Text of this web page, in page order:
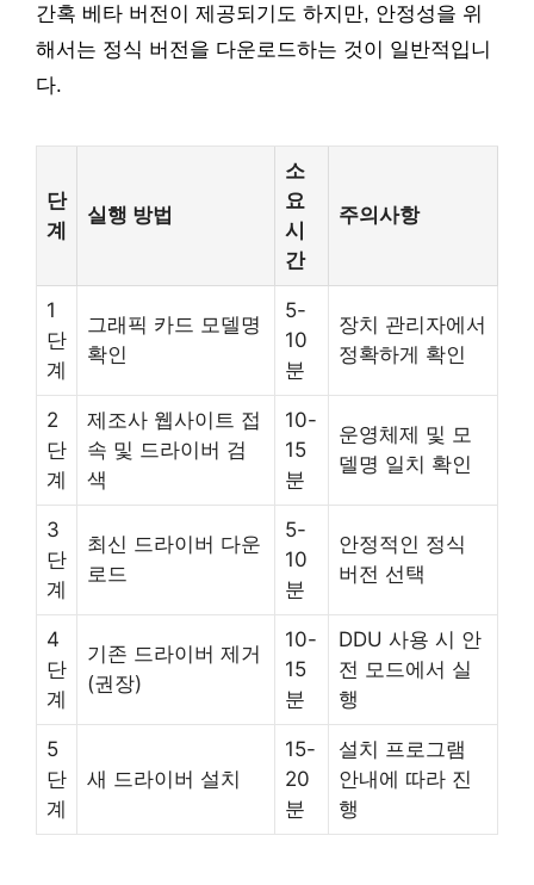
간혹 베타 버전이 제공되기도 하지만, 안정성을 위
해서는 정식 버전을 다운로드하는 것이 일반적입니
다.
단
계
실행 방법
소
요
시
간
주의사항
1
단
계
그래픽 카드 모델명
확인
5-
10
분
장치 관리자에서
정확하게 확인
2
단
계
제조사 웹사이트 접
속 및 드라이버 검
색
10-
15
분
운영체제 및 모
델명 일치 확인
3
단
계
최신 드라이버 다운
로드
5-
10
분
안정적인 정식
버전 선택
4
단
계
기존 드라이버 제거
(권장)
10-
15
분
DDU 사용 시 안
전 모드에서 실
행
5
단
계
새 드라이버 설치
15-
20
분
설치 프로그램
안내에 따라 진
행